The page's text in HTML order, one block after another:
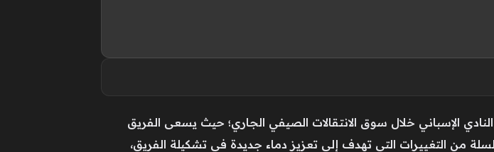
الإسباني خلال سوق الانتقالات الصيفي الجاري؛ حيث يسعى الفريق
من التغييرات التي تهدف إلى تعزيز دماء جديدة في تشكيلة الفريق،